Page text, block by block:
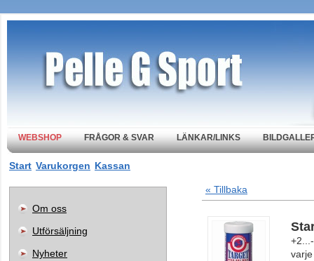
WEBSHOP FRÅGOR & SVAR LÄNKAR/LINKS
Start Varukorgen Kassan
Om oss
Utförsäljning
Nyheter
« Tillbaka